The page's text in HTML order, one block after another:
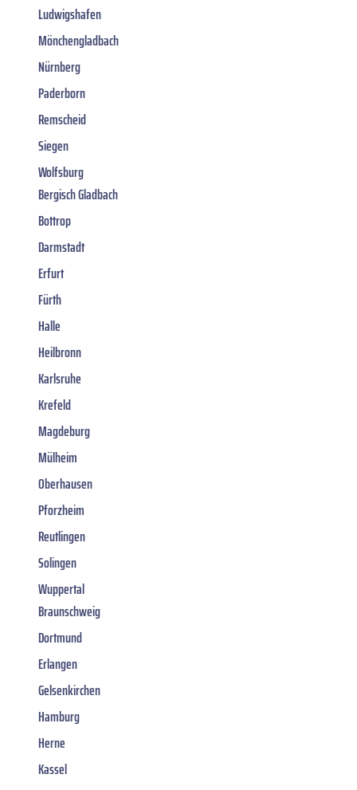
Ludwigshafen
Mönchengladbach
Nürnberg
Paderborn
Remscheid
Siegen
Wolfsburg
Bergisch Gladbach
Bottrop
Darmstadt
Erfurt
Fürth
Halle
Heilbronn
Karlsruhe
Krefeld
Magdeburg
Mülheim
Oberhausen
Pforzheim
Reutlingen
Solingen
Wuppertal
Braunschweig
Dortmund
Erlangen
Gelsenkirchen
Hamburg
Herne
Kassel